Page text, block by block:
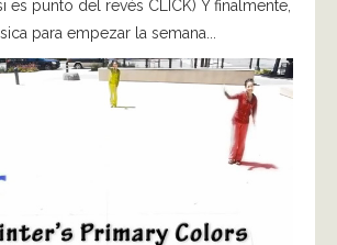
es punto del revés CLICK) Y finalmente,
para empezar la semana...